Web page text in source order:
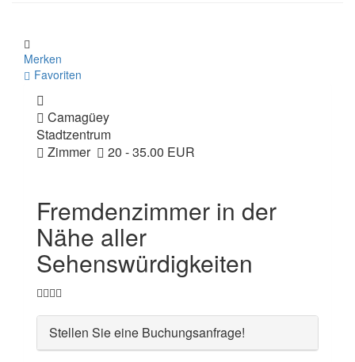
Merken
Favoriten
Camagüey
Stadtzentrum
Zimmer
20 - 35.00 EUR
Fremdenzimmer in der
Nähe aller
Sehenswürdigkeiten
Stellen Sie eine Buchungsanfrage!